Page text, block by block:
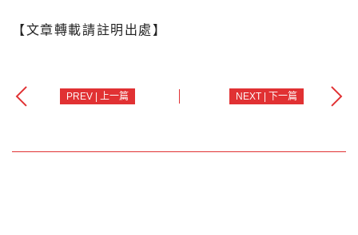
【文章轉載請註明出處】
PREV | 上一篇 NEXT | 下一篇